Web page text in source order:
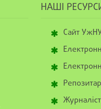
НАШІ
Сайт